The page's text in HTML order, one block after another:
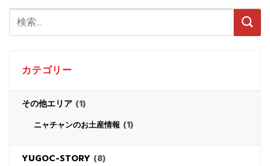
カテゴリー
その他エリア (1)
ニャチャンのお土産情報 (1)
YUGOC-STORY (8)